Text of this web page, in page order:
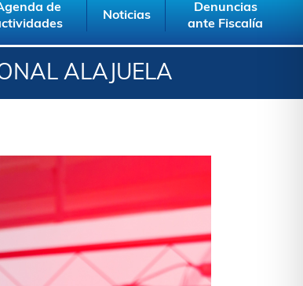
de
Noticias
Denuncias
ante Fiscalía
ALAJUELA